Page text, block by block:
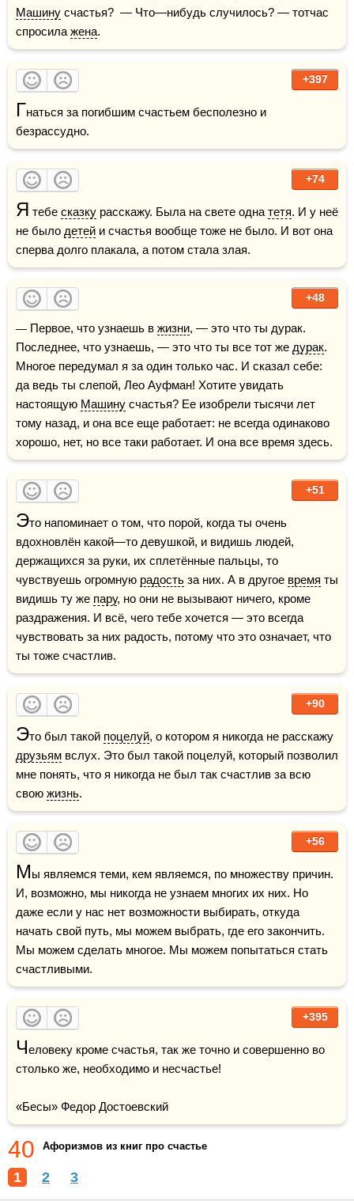
Машину счастья?  — Что—нибудь случилось? — тотчас
спросила жена.
+397
Гнаться за погибшим счастьем бесполезно и
безрассудно.
+74
Я тебе сказку расскажу. Была на свете одна тетя. И у неё
не было детей и счастья вообще тоже не было. И вот она
сперва долго плакала, а потом стала злая.
+48
— Первое, что узнаешь в жизни, — это что ты дурак.
Последнее, что узнаешь, — это что ты все тот же дурак.
Многое передумал я за один только час. И сказал себе:
да ведь ты слепой, Лео Ауфман! Хотите увидать
настоящую Машину счастья? Ее изобрели тысячи лет
тому назад, и она все еще работает: не всегда одинаково
хорошо, нет, но все таки работает. И она все время здесь.
+51
Это напоминает о том, что порой, когда ты очень
вдохновлён какой—то девушкой, и видишь людей,
держащихся за руки, их сплетённые пальцы, то
чувствуешь огромную радость за них. А в другое время ты
видишь ту же пару, но они не вызывают ничего, кроме
раздражения. И всё, чего тебе хочется — это всегда
чувствовать за них радость, потому что это означает, что
ты тоже счастлив.
+90
Это был такой поцелуй
друзьям вслух. Это был такой поцелуй, который позволил
мне понять, что я никогда не был так счастлив за всю
свою жизнь.
+56
Мы являемся теми, кем являемся, по множеству причин.
И, возможно, мы никогда не узнаем многих их них. Но
даже если у нас нет возможности выбирать, откуда
начать свой путь, мы можем выбрать, где его закончить.
Мы можем сделать многое. Мы можем попытаться стать
счастливыми.
+395
Человеку кроме счастья, так же точно и совершенно во
столько же, необходимо и несчастье!
«Бесы» Федор Достоевский
40 Афоризмов из книг про счастье
1 2 3